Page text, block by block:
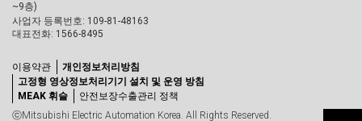
~9층)
사업자 등록번호: 109-81-48163
대표전화: 1566-8495
이용약관
개인정보처리방침
고정형 영상정보처리기기 설치 및 운영 방침
MEAK 휘슬
안전보장수출관리 정책
ⓒMitsubishi Electric Automation Korea. All Rights Reserved.